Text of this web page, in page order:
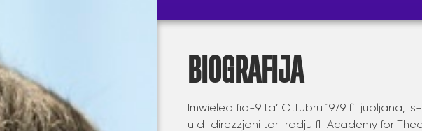
BIOGRAFIJA
Imwieled fid-9 ta’ Ottubru 1979 f’Ljubljana,
u d-direzzjoni tar-radju fl-Academy for